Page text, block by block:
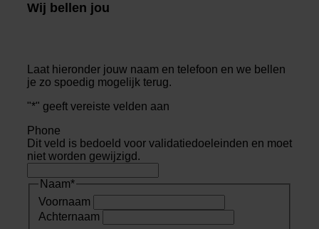
Wij bellen jou
Laat hieronder jouw naam en telefoon en we bellen
je zo spoedig mogelijk terug.
"*" geeft vereiste velden aan
Phone
Dit veld is bedoeld voor validatiedoeleinden en moet
niet worden gewijzigd.
Naam*
Voornaam
Achternaam